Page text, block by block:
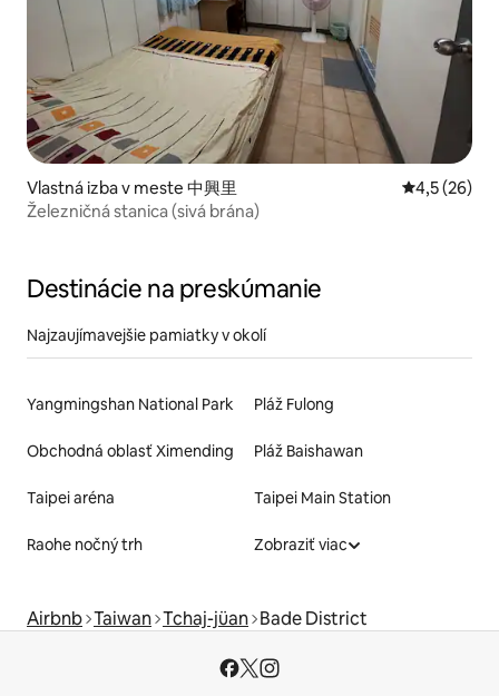
Vlastná izba v meste 中興里 Priemerné
4,5 (26)
Železničná stanica (sivá brána)
Destinácie na preskúmanie
Najzaujímavejšie pamiatky v okolí
Yangmingshan National Park Pláž Fulong
Obchodná oblasť Ximending Pláž Baishawan
Taipei aréna Taipei Main Station
Raohe nočný trh Zobraziť viac
Airbnb Taiwan Tchaj-jüan Bade District